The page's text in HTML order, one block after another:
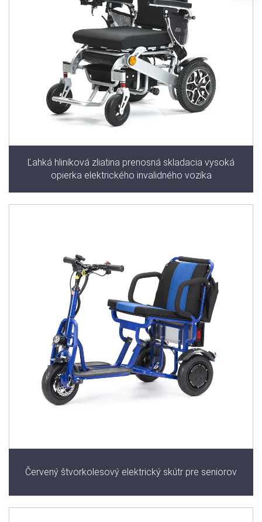
Ľahká hliníková zliatina prenosná skladacia vysoká
opierka elektrického invalidného vozíka
Červený štvorkolesový elektrický skútr pre seniorov